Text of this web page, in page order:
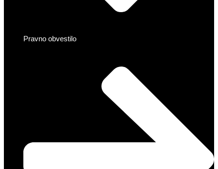
Pravno obvestilo